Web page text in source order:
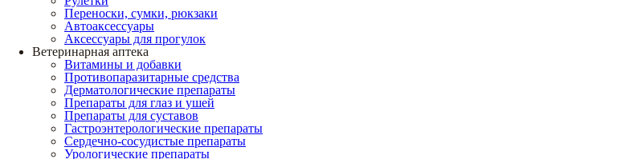
Переноски, сумки, рюкзаки
Автоаксессуары
Аксессуары для прогулок
Ветеринарная аптека
Витамины и добавки
Противопаразитарные средства
Дерматологические препараты
Препараты для глаз и ушей
Препараты для суставов
Гастроэнтерологические препараты
Сердечно-сосудистые препараты
Урологические препараты